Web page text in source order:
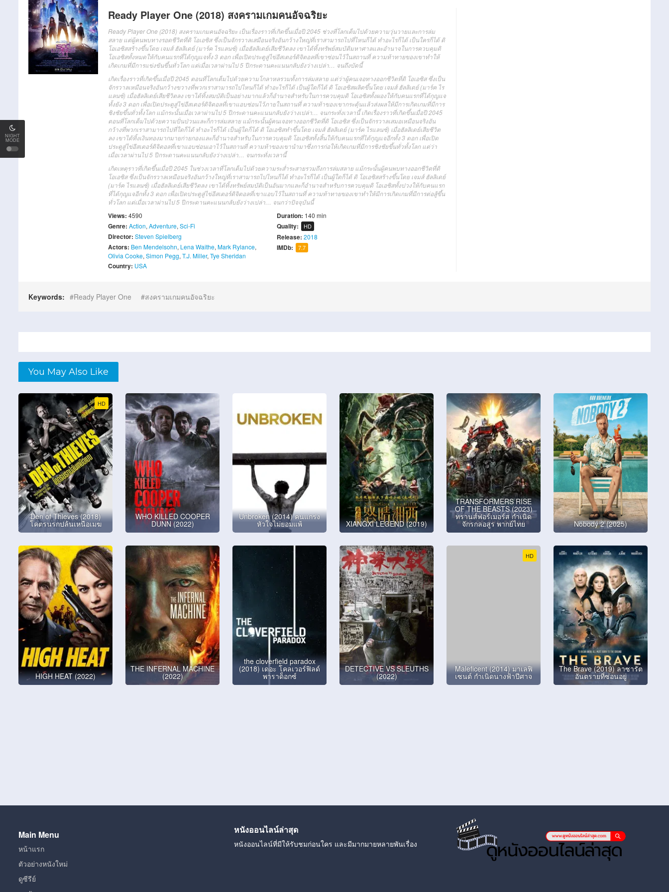
NIGHT
MODE
Ready Player One (2018) สงครามเกมคนอัจฉริยะ
Ready Player One (2018) สงครามเกมคนอัจฉริยะ เป็นเรื่องราวที่เกิดขึ้นเมื่อปี 2045 ช่วงที่โลกเต็มไปด้วยความวุ่นวายและการล่ม
สลาย แต่ผู้คนพบทางรอดชีวิตที่ดิ โอเอซิส ซึ่งเป็นจักรวาลเสมือนจริงอันกว้างใหญ่ที่เราสามารถไปที่ไหนก็ได้ ทำอะไรก็ได้ เป็นใครก็ได้ ดิ
โอเอซิสสร้างขึ้นโดย เจมส์ ฮัลลิเดย์ (มาร์ค ไรแลนซ์) เมื่อฮัลลิเดย์เสียชีวิตลง เขาได้ทิ้งทรัพย์สมบัติมหาศาลและอำนาจในการควบคุมดิ
โอเอซิสทั้งหมดให้กับคนแรกที่ได้กุญแจทั้ง 3 ดอก เพื่อเปิดประตูสู่ไข่อีสเตอร์ดิจิตอลที่เขาซ่อนไว้ในสถานที่ ความท้าทายของเขาทำให้
เกิดเกมที่มีการแข่งขันขึ้นทั่วโลก แต่เมื่อเวลาผ่านไป 5 ปีกระดานคะแนนกลับยังว่างเปล่า… จนถึงบัดนี้
เกิดเรื่องราวที่เกิดขึ้นเมื่อปี 2045 ตอนที่โลกเต็มไปด้วยความโกลาหลรวมทั้งการล่มสลาย แต่ว่าผู้คนเจอทางออกชีวิตที่ดิ โอเอซิส ซึ่งเป็น
จักรวาลเหมือนจริงอันกว้างขวางที่พวกเราสามารถไปไหนก็ได้ ทำอะไรก็ได้ เป็นผู้ใดก็ได้ ดิ โอเอซิสผลิตขึ้นโดย เจมส์ ฮัลลิเดย์ (มาร์ค ไร
แลนซ์) เมื่อฮัลลิเดย์เสียชีวิตลง เขาได้ทิ้งสมบัติเป็นอย่างมากแล้วก็อำนาจสำหรับในการควบคุมดิ โอเอซิสทั้งผองให้กับคนแรกที่ได้กุญแจ
ทั้งยัง 3 ดอก เพื่อเปิดประตูสู่ไข่อีสเตอร์ดิจิตอลที่เขาแอบซ่อนไว้ภายในสถานที่ ความท้าของเขากระตุ้นแล้วส่งผลให้มีการเกิดเกมที่มีการ
ชิงชัยขึ้นทั่วทั้งโลก แม้กระนั้นเมื่อเวลาผ่านไป 5 ปีกระดานคะแนนกลับยังว่างเปล่า… จนกระทั่งเวลานี้ เกิดเรื่องราวที่เกิดขึ้นเมื่อปี 2045
ตอนที่โลกเต็มไปด้วยความปั่นป่วนและก็การล่มสลาย แม้กระนั้นผู้คนเจอทางออกชีวิตที่ดิ โอเอซิส ซึ่งเป็นจักรวาลเสมอเหมือนจริงอัน
กว้างที่พวกเราสามารถไปที่ใดก็ได้ ทำอะไรก็ได้ เป็นผู้ใดก็ได้ ดิ โอเอซิสทำขึ้นโดย เจมส์ ฮัลลิเดย์ (มาร์ค ไรแลนซ์) เมื่อฮัลลิเดย์เสียชีวิต
ลง เขาได้ทิ้งเงินทองมากมายก่ายกองและก็อำนาจสำหรับในการควบคุมดิ โอเอซิสทั้งสิ้นให้กับคนแรกที่ได้กุญแจอีกทั้ง 3 ดอก เพื่อเปิด
ประตูสู่ไข่อีสเตอร์ดิจิตอลที่เขาแอบซ่อนเอาไว้ในสถานที่ ความท้าของเขานำมาซึ่งการก่อให้เกิดเกมที่มีการชิงชัยขึ้นทั่วทั้งโลก แต่ว่า
เมื่อเวลาผ่านไป 5 ปีกระดานคะแนนกลับยังว่างเปล่า… จนกระทั่งเวลานี้
เกิดเหตุราวที่เกิดขึ้นเมื่อปี 2045 ในช่วงเวลาที่โลกเต็มไปด้วยความระส่ำระสายรวมถึงการล่มสลาย แม้กระนั้นผู้คนพบทางออกชีวิตที่ดิ
โอเอซิส ซึ่งเป็นจักรวาลเหมือนจริงอันกว้างใหญ่ที่เราสามารถไปไหนก็ได้ ทำอะไรก็ได้ เป็นผู้ใดก็ได้ ดิ โอเอซิสสร้างขึ้นโดย เจมส์ ฮัลลิเดย์
(มาร์ค ไรแลนซ์) เมื่อฮัลลิเดย์เสียชีวิตลง เขาได้ทิ้งทรัพย์สมบัติเป็นอันมากและก็อำนาจสำหรับการควบคุมดิ โอเอซิสทั้งปวงให้กับคนแรก
ที่ได้กุญแจอีกทั้ง 3 ดอก เพื่อเปิดประตูสู่ไข่อีสเตอร์ดิจิตอลที่เขาแอบไว้ในสถานที่ ความท้าทายของเขาทำให้มีการเกิดเกมที่มีการต่อสู้ขึ้น
ทั่วโลก แต่เมื่อเวลาผ่านไป 5 ปีกระดานคะแนนกลับยังว่างเปล่า… จนกว่าปัจจุบันนี้
Views: 4590
Genre: Action, Adventure, Sci-Fi
Director: Steven Spielberg
Actors: Ben Mendelsohn, Lena Waithe, Mark Rylance,
Olivia Cooke, Simon Pegg, T.J. Miller, Tye Sheridan
Country: USA
Duration: 140 min
Quality: HD
Release:2018
IMDb: 7.7
Keywords: Ready Player One สงครามเกมคนอัจฉริยะ
You May Also Like
HD
Den of Thieves (2018)
โคตรนรกปล้นเหนือเมฆ
WHO KILLED COOPER
DUNN (2022)
Unbroken (2014) คนแกร่ง
หัวใจไม่ยอมแพ้ XIANGXI LEGEND (2019)
TRANSFORMERS RISE
OF THE BEASTS (2023)
ทรานส์ฟอร์เมอร์ส กำเนิด
จักรกลอสูร พากย์ไทย Nobody 2 (2025)
HIGH HEAT (2022)
THE INFERNAL MACHINE
(2022)
the cloverfield paradox
(2018) เดอะ โคลเวอร์ฟิลด์
พาราด็อกซ์
DETECTIVE VS SLEUTHS
(2022)
HD
Maleficent (2014) มาเลฟิ
เซนต์ กำเนิดนางฟ้าปีศาจ
The Brave (2019) ลาซารัต
อันตรายที่ซ่อนอยู่
Main Menu
หน้าแรก
ตัวอย่างหนังใหม่
ดูซีรีย์
หนังออนไลน์ล่าสุด
หนังออนไลน์ที่มีให้รับชมก่อนใคร และมีมากมายหลายพันเรื่อง